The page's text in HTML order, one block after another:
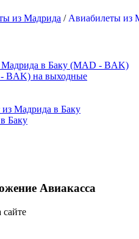
из Мадрида / Авиабилеты из
Мадрида в Баку (MAD - BAK)
BAK) на выходные
из Мадрида в Баку
Баку
Авиакасса